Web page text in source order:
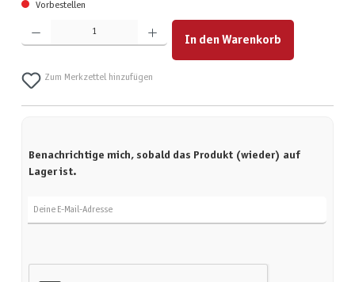
Vorbestellen
Produkt Anzahl: Gib den gewünschten Wert ein oder benutze die Schaltflächen um die Anzahl zu
In den Warenkorb
Zum Merkzettel hinzufügen
Benachrichtige mich, sobald das Produkt (wieder) auf
Lager ist.